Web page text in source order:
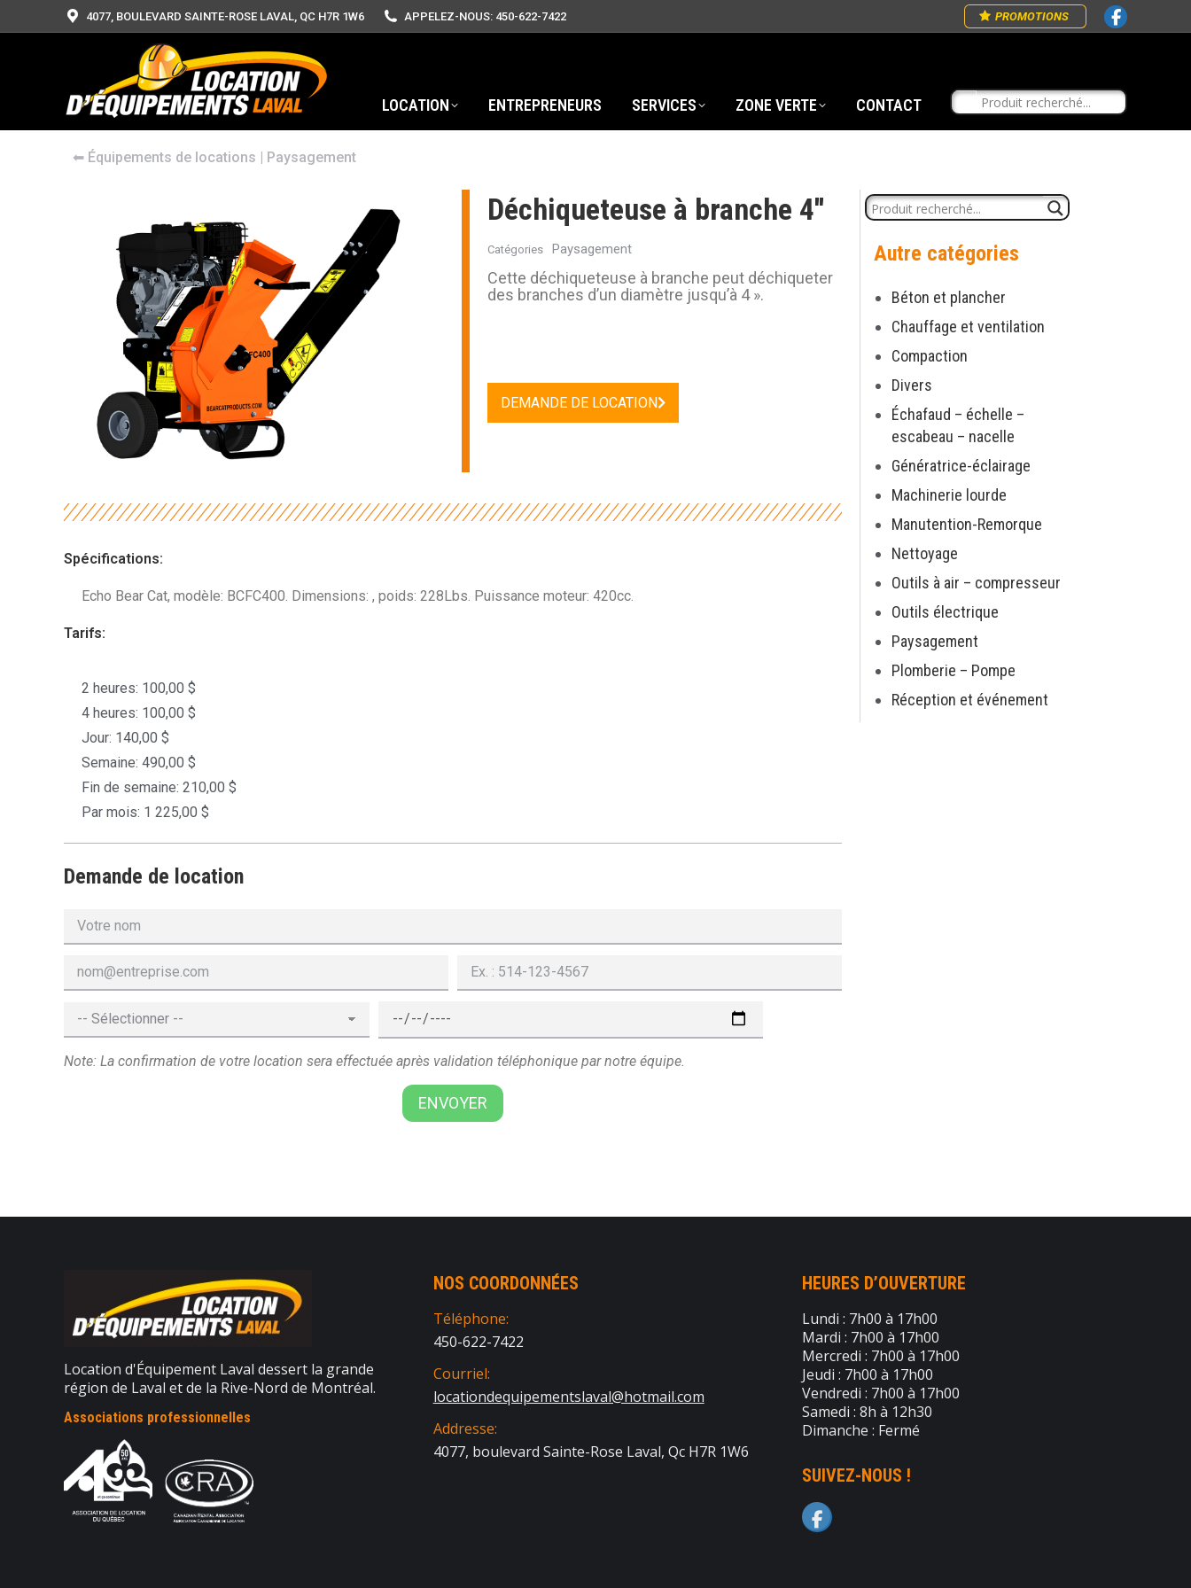
4077, BOULEVARD SAINTE-ROSE LAVAL, QC H7R 1W6 APPELEZ-NOUS: 450-622-7422 PROMOTIONS
LOCATION ENTREPRENEURS SERVICES ZONE VERTE CONTACT
⬅︎ Équipements de locations Paysagement
Déchiqueteuse à branche 4''
Catégories Paysagement
Cette déchiqueteuse à branche peut déchiqueter
des branches d’un diamètre jusqu’à 4 ».
DEMANDE DE LOCATION
Spécifications:
Echo Bear Cat, modèle: BCFC400. Dimensions: , poids: 228Lbs. Puissance moteur: 420cc.
Tarifs:
2 heures: 100,00 $
4 heures: 100,00 $
Jour: 140,00 $
Semaine: 490,00 $
Fin de semaine: 210,00 $
Par mois: 1 225,00 $
Demande de location
Note: La confirmation de votre location sera effectuée après validation téléphonique par notre équipe.
ENVOYER
Autre catégories
Béton et plancher
Chauffage et ventilation
Compaction
Divers
Échafaud – échelle –
escabeau – nacelle
Génératrice-éclairage
Machinerie lourde
Manutention-Remorque
Nettoyage
Outils à air – compresseur
Outils électrique
Paysagement
Plomberie – Pompe
Réception et événement
Location d'Équipement Laval dessert la grande
région de Laval et de la Rive-Nord de Montréal.
Associations professionnelles
NOS COORDONNÉES
Téléphone:
450-622-7422
Courriel:
locationdequipementslaval@hotmail.com
Addresse:
4077, boulevard Sainte-Rose Laval, Qc H7R 1W6
HEURES D’OUVERTURE
Lundi : 7h00 à 17h00
Mardi : 7h00 à 17h00
Mercredi : 7h00 à 17h00
Jeudi : 7h00 à 17h00
Vendredi : 7h00 à 17h00
Samedi : 8h à 12h30
Dimanche : Fermé
SUIVEZ-NOUS !